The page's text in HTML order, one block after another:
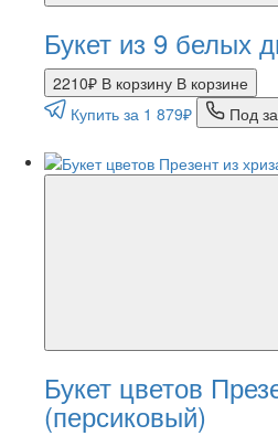
Букет из 9 белых
2210₽ В корзину В корзине
Купить за 1 879₽
Под
Букет цветов
(персиковый)